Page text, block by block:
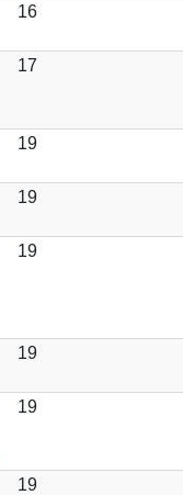
16
17
19
19
19
19
19
19